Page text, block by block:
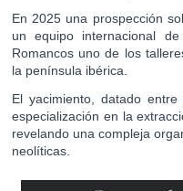
En 2025 una prospección
un equipo internacional
Romancos uno de los
la península ibérica.
El yacimiento, datado
especialización en la
revelando una compleja
neolíticas.